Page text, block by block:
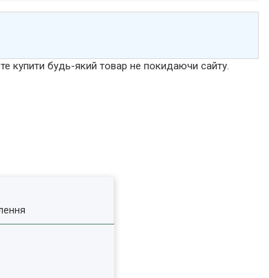
купити будь-який товар не покидаючи сайту.